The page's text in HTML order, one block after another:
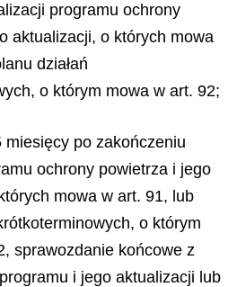
programu ochrony
aktualizacji, o których mowa
działań
o którym mowa w art. 92;
miesięcy po zakończeniu
ochrony powietrza i jego
mowa w art. 91, lub
o którym
sprawozdanie końcowe z
i jego aktualizacji lub